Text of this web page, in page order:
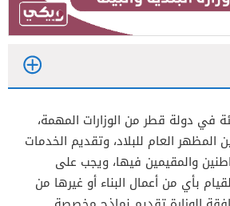
في دولة قطر من الوزارات المهمة،
العام للبلاد، وتقديم الخدمات
والمقيمين فيها، ويجب على
بأي من أعمال البناء أو غيرها من